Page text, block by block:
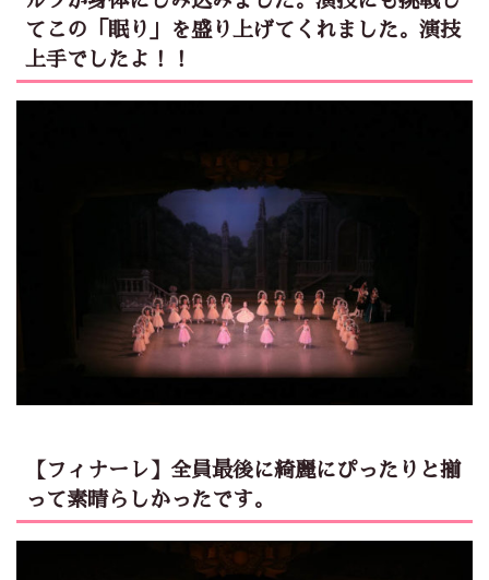
てこの「眠り」を盛り上げてくれました。演技
上手でしたよ！！
【フィナーレ】全員最後に綺麗にぴったりと揃
って素晴らしかったです。